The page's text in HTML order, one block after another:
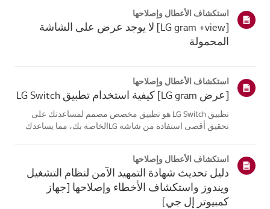
تختلف الصور أو ا...
استكشاف الأعطال وإصلاحها
[LG gram +view] لا يوجد عرض على الشاشة
المحمولة
استكشاف الأعطال وإصلاحها
[عرض LG gram] كيفية استخدام تطبيق LG Switch
تطبيق LG Switch هو تطبيق مخصص مصمم لمساعدتك على
تحقيق أقصى استفادة من شاشة LGالخاصة بك، مما يساعدك
لك [وضع الحياة] تعيين خلفي...
استكشاف الأعطال وإصلاحها
دليل تحديث شهادة التمهيد الآمن لنظام التشغيل
ويندوز واستكشاف الأخطاء وإصلاحها [جهاز
كمبيوتر إل جي]